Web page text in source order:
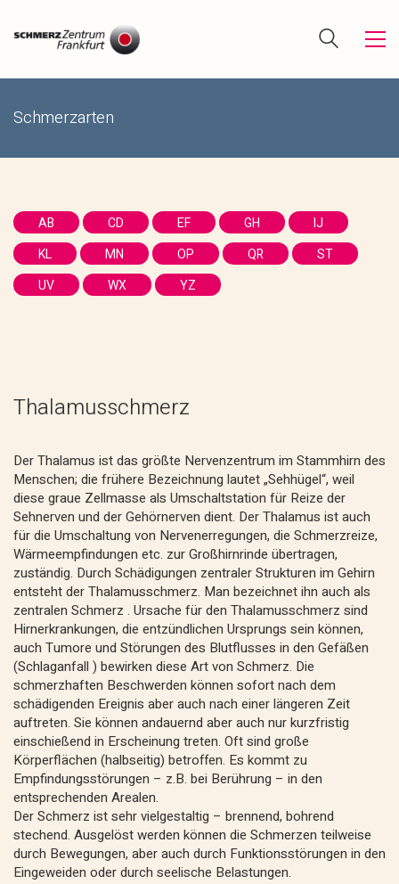
Schmerzarten
AB CD EF GH
IJ
KL
MN OP QR
ST
UV
WX YZ
Thalamusschmerz
Der Thalamus ist das größte Nervenzentrum im Stammhirn des
Menschen; die frühere Bezeichnung lautet „Sehhügel“, weil
diese graue Zellmasse als Umschaltstation für Reize der
Sehnerven und der Gehörnerven dient. Der Thalamus ist auch
für die Umschaltung von Nervenerregungen, die Schmerzreize,
Wärmeempfindungen etc. zur Großhirnrinde übertragen,
zuständig. Durch Schädigungen zentraler Strukturen im Gehirn
entsteht der Thalamusschmerz. Man bezeichnet ihn auch als
zentralen Schmerz . Ursache für den Thalamusschmerz sind
Hirnerkrankungen, die entzündlichen Ursprungs sein können,
auch Tumore und Störungen des Blutflusses in den Gefäßen
(Schlaganfall ) bewirken diese Art von Schmerz. Die
schmerzhaften Beschwerden können sofort nach dem
schädigenden Ereignis aber auch nach einer längeren Zeit
auftreten. Sie können andauernd aber auch nur kurzfristig
einschießend in Erscheinung treten. Oft sind große
Körperflächen (halbseitig) betroffen. Es kommt zu
Empfindungsstörungen – z.B. bei Berührung – in den
entsprechenden Arealen.
Der Schmerz ist sehr vielgestaltig – brennend, bohrend
stechend. Ausgelöst werden können die Schmerzen teilweise
durch Bewegungen, aber auch durch Funktionsstörungen in den
Eingeweiden oder durch seelische Belastungen.